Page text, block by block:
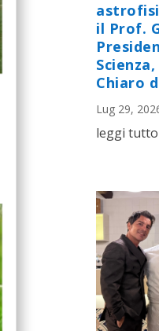
il Prof.
Chiaro
Lug 29,
leggi tutto